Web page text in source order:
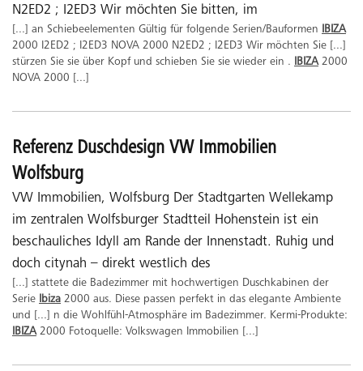
N2ED2 ; I2ED3 Wir möchten Sie bitten, im
[...] an Schiebeelementen Gültig für folgende Serien/Bauformen IBIZA
2000 I2ED2 ; I2ED3 NOVA 2000 N2ED2 ; I2ED3 Wir möchten Sie [...]
stürzen Sie sie über Kopf und schieben Sie sie wieder ein . IBIZA2000
NOVA 2000 [...]
Referenz Duschdesign VW Immobilien
Wolfsburg
VW Immobilien, Wolfsburg Der Stadtgarten Wellekamp
im zentralen Wolfsburger Stadtteil Hohenstein ist ein
beschauliches Idyll am Rande der Innenstadt. Ruhig und
doch citynah – direkt westlich des
[...] stattete die Badezimmer mit hochwertigen Duschkabinen der
Serie Ibiza 2000 aus. Diese passen perfekt in das elegante Ambiente
und [...] n die Wohlfühl-Atmosphäre im Badezimmer. Kermi-Produkte:
IBIZA2000 Fotoquelle: Volkswagen Immobilien [...]